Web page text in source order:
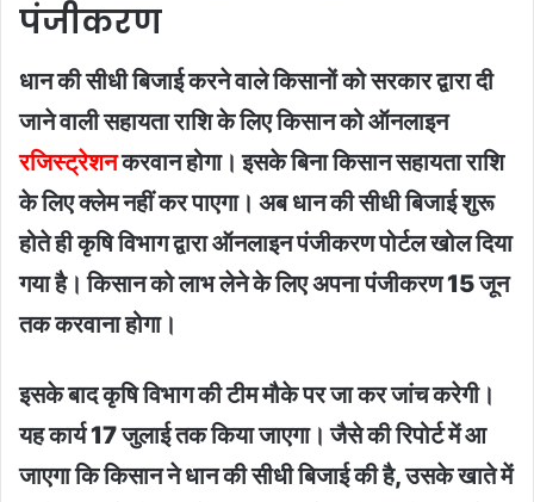
पंजीकरण
धान की सीधी बिजाई करने वाले किसानों को सरकार द्वारा दी
जाने वाली सहायता राशि के लिए किसान को ऑनलाइन
रजिस्ट्रेशनकरवान होगा। इसके बिना किसान सहायता राशि
के लिए क्लेम नहीं कर पाएगा। अब धान की सीधी बिजाई शुरू
होते ही कृषि विभाग द्वारा ऑनलाइन पंजीकरण पोर्टल खोल दिया
गया है। किसान को लाभ लेने के लिए अपना पंजीकरण 15 जून
तक करवाना होगा।
इसके बाद कृषि विभाग की टीम मौके पर जा कर जांच करेगी।
यह कार्य 17 जुलाई तक किया जाएगा। जैसे की रिपोर्ट में आ
जाएगा कि किसान ने धान की सीधी बिजाई की है, उसके खाते में